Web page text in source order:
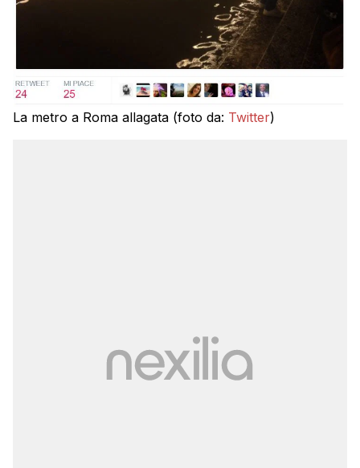
La metro a Roma allagata (foto da: Twitter)